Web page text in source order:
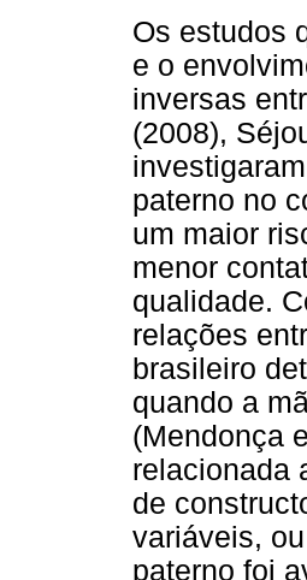
Os estudos
e o
inversas
(2008),
paterno no
um maior
menor
qualidade.
relações
brasileiro
quando a
(Mendonça
relacionada
de
variáveis,
paterno foi